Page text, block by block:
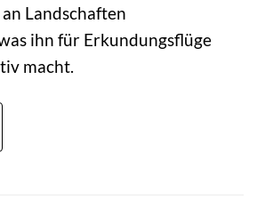
Landschaften
ihn für Erkundungsflüge
macht.